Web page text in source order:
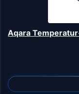
Aqara